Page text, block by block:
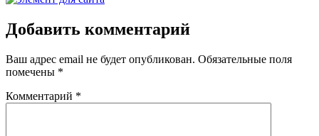
Добавить комментарий
Ваш адрес email не будет опубликован. Обязательные поля
помечены *
Комментарий *